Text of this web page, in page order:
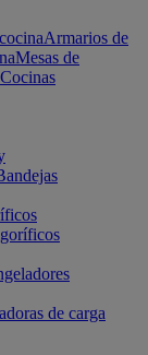
Armarios de
Mesas de
Cocinas
de carga